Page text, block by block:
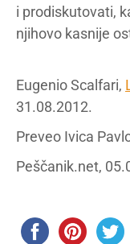
i prodiskutovati,
njihovo kasnije
Eugenio Scalfari,
31.08.2012.
Preveo Ivica
Peščanik.net,